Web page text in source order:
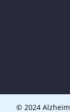
© 2024